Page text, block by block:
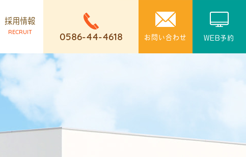
0586-44-4618 お問い合わせ WEB予約
採用情報
RECRUIT